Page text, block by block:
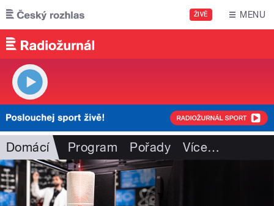
Přejít k hlavnímu obsahu
ŽIVĚ MENU
Domácí Program Pořady Více…